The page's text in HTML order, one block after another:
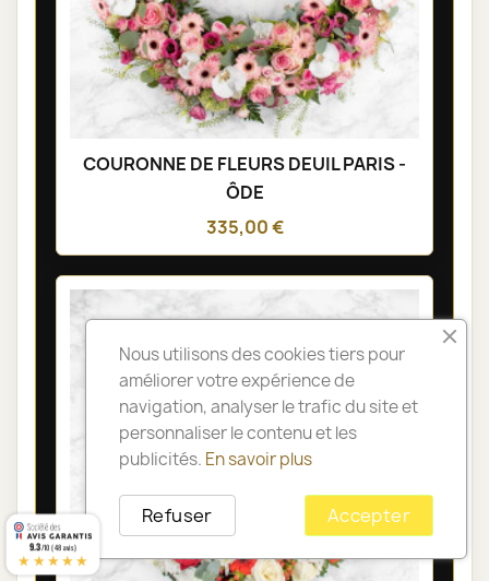
COURONNE DE FLEURS DEUIL PARIS -
ÔDE
335,00 €
Nous utilisons des cookies tiers pour
améliorer votre expérience de
navigation, analyser le trafic du site et
personnaliser le contenu et les
publicités. En savoir plus
Accepter
Refuser
9.3/10 (48 avis)
★★★★★